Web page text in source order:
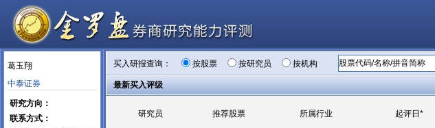
葛玉翔
中泰证券
研究方向：
联系方式：
买入研报查询： 按股票 按研究员 按机构
最新买入评级
研究员 推荐股票 所属行业 起评日*